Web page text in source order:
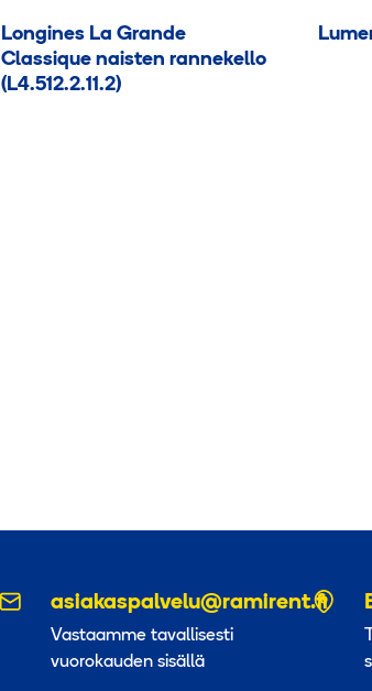
Longines La Grande
Classique naisten rannekello
(L4.512.2.11.2)
asiakaspalvelu@ramirent.fi
Vastaamme tavallisesti
vuorokauden sisällä